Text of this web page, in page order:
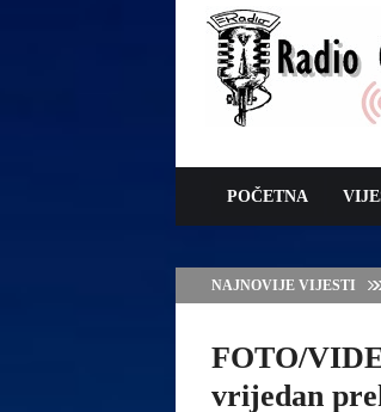
POČETNA
NAJNOVIJE VIJESTI
FOTO/
vrijedan